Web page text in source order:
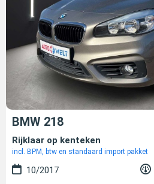
BMW 218
Rijklaar op kenteken
incl. BPM, btw en standaard import pakket
10/2017